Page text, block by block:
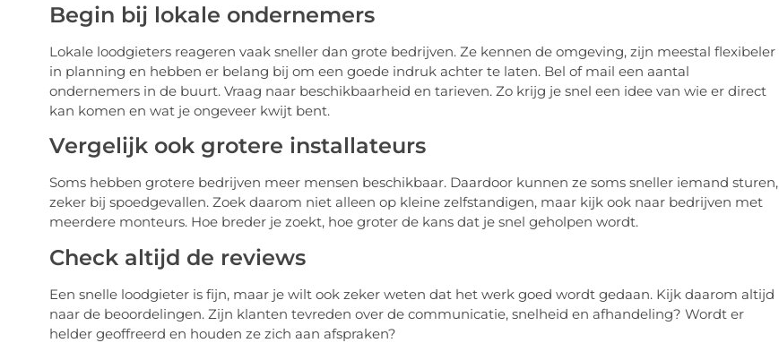
Begin bij lokale ondernemers
Lokale loodgieters reageren vaak sneller dan grote bedrijven. Ze kennen de omgeving, zijn meestal flexibeler
in planning en hebben er belang bij om een goede indruk achter te laten. Bel of mail een aantal
ondernemers in de buurt. Vraag naar beschikbaarheid en tarieven. Zo krijg je snel een idee van wie er direct
kan komen en wat je ongeveer kwijt bent.
Vergelijk ook grotere installateurs
Soms hebben grotere bedrijven meer mensen beschikbaar. Daardoor kunnen ze soms sneller iemand sturen,
zeker bij spoedgevallen. Zoek daarom niet alleen op kleine zelfstandigen, maar kijk ook naar bedrijven met
meerdere monteurs. Hoe breder je zoekt, hoe groter de kans dat je snel geholpen wordt.
Check altijd de reviews
Een snelle loodgieter is fijn, maar je wilt ook zeker weten dat het werk goed wordt gedaan. Kijk daarom altijd
naar de beoordelingen. Zijn klanten tevreden over de communicatie, snelheid en afhandeling? Wordt er
helder geoffreerd en houden ze zich aan afspraken?